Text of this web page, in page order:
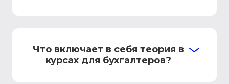
Что включает в себя теория в
курсах для бухгалтеров?